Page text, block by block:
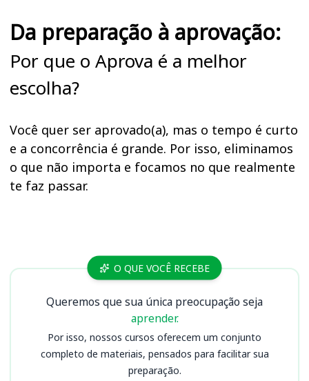
Da preparação à aprovação:
Por que o Aprova é a melhor
escolha?
Você quer ser aprovado(a), mas o tempo é curto
e a concorrência é grande. Por isso, eliminamos
o que não importa e focamos no que realmente
te faz passar.
Cursos PA O QUE VOCÊ RECEBE
Queremos que sua única preocupação seja
aprender.
Por isso, nossos cursos oferecem um conjunto
completo de materiais, pensados para facilitar sua
preparação.